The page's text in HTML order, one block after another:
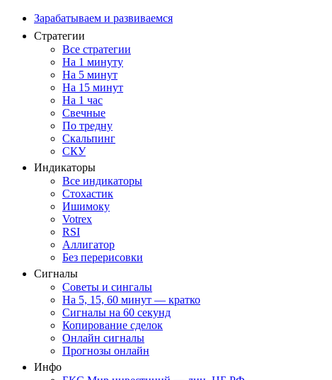
Зарабатываем и развиваемся
Стратегии
Все стратегии
На 1 минуту
На 5 минут
На 15 минут
На 1 час
Свечные
По тредну
Скальпинг
СКУ
Индикаторы
Все индикаторы
Стохастик
Ишимоку
Votrex
RSI
Аллигатор
Без перерисовки
Сигналы
Советы и сингалы
На 5, 15, 60 минут — кратко
Сигналы на 60 секунд
Копирование сделок
Онлайн сигналы
Прогнозы онлайн
Инфо